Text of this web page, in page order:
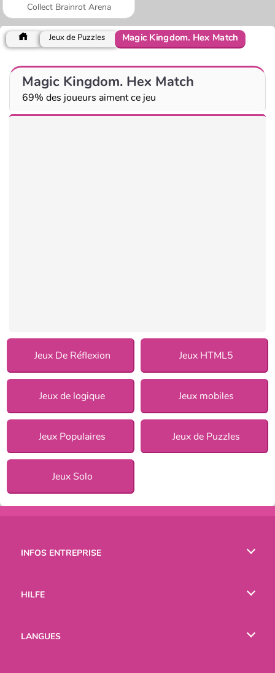
Collect Brainrot Arena
Jeux de Puzzles Magic Kingdom. Hex Match
Magic Kingdom. Hex Match
69% des joueurs aiment ce jeu
Jeux De Réflexion Jeux HTML5
Jeux de logique Jeux mobiles
Jeux Populaires Jeux de Puzzles
Jeux Solo
INFOS ENTREPRISE
HILFE
LANGUES